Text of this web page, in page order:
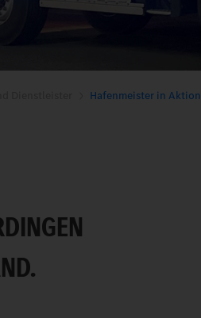
Hafenmeister in Aktion